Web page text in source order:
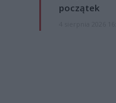
początek